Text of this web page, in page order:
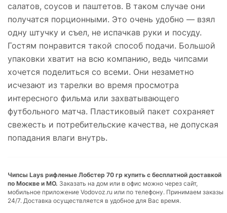
салатов, соусов и паштетов. В таком случае они
получатся порционными. Это очень удобно — взял
одну штучку и съел, не испачкав руки и посуду.
Гостям понравится такой способ подачи. Большой
упаковки хватит на всю компанию, ведь чипсами
хочется поделиться со всеми. Они незаметно
исчезают из тарелки во время просмотра
интересного фильма или захватывающего
футбольного матча. Пластиковый пакет сохраняет
свежесть и потребительские качества, не допуская
попадания влаги внутрь.
Чипсы Lays рифленые Лобстер 70 гр купить с бесплатной доставкой
по Москве и МО. Заказать на дом или в офис можно через сайт,
мобильное приложение Vodovoz.ru или по телефону. Принимаем заказы
24/7. Доставка осуществляется в удобное для Вас время.